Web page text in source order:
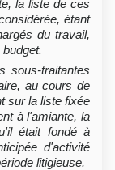
la liste de ces
étant
du travail,
sous-traitantes
au cours de
sur la liste fixée
à l'amiante, la
était fondé à
d'activité
litigieuse.